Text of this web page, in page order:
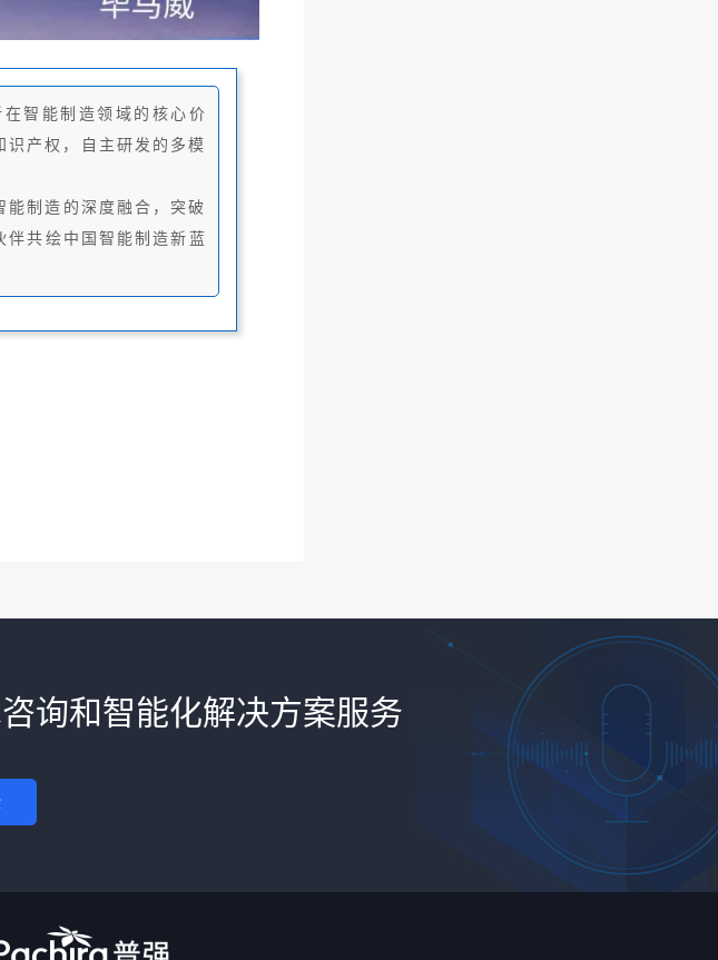
智能制造领域的核心价
产权，自主研发的多模
制造的深度融合，突破
伴共绘中国智能制造新蓝
询和智能化解决方案服务